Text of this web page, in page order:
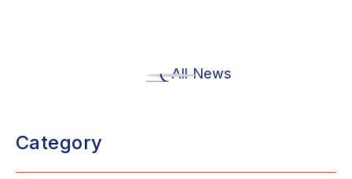
All News
Category